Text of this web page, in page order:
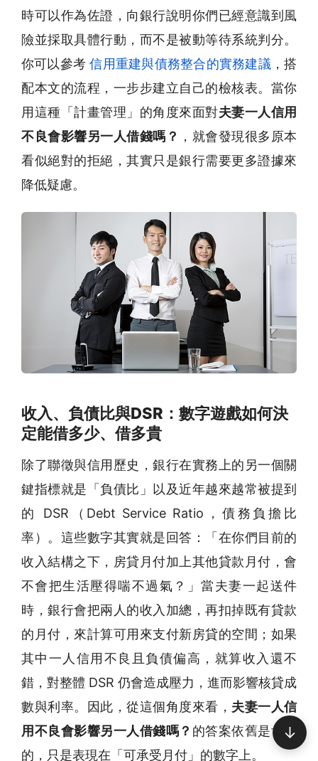
時可以作為佐證，向銀行說明你們已經意識到風
險並採取具體行動，而不是被動等待系統判分。
你可以參考 信用重建與債務整合的實務建議，搭
配本文的流程，一步步建立自己的檢核表。當你
用這種「計畫管理」的角度來面對夫妻一人信用
不良會影響另一人借錢嗎？ ，就會發現很多原本
看似絕對的拒絕，其實只是銀行需要更多證據來
降低疑慮。
收入、負債比與DSR：數字遊戲如何決
定能借多少、借多貴
除了聯徵與信用歷史，銀行在實務上的另一個關
鍵指標就是「負債比」以及近年越來越常被提到
的 DSR（Debt Service Ratio，債務負擔比
率）。這些數字其實就是回答：「在你們目前的
收入結構之下，房貸月付加上其他貸款月付，會
不會把生活壓得喘不過氣？」當夫妻一起送件
時，銀行會把兩人的收入加總，再扣掉既有貸款
的月付，來計算可用來支付新房貸的空間；如果
其中一人信用不良且負債偏高，就算收入還不
錯，對整體 DSR 仍會造成壓力，進而影響核貸成
數與利率。因此，從這個角度來看， 夫妻一人信
用不良會影響另一人借錢嗎？ 的答案依舊是肯定
的，只是表現在「可承受月付」的數字上。
↓